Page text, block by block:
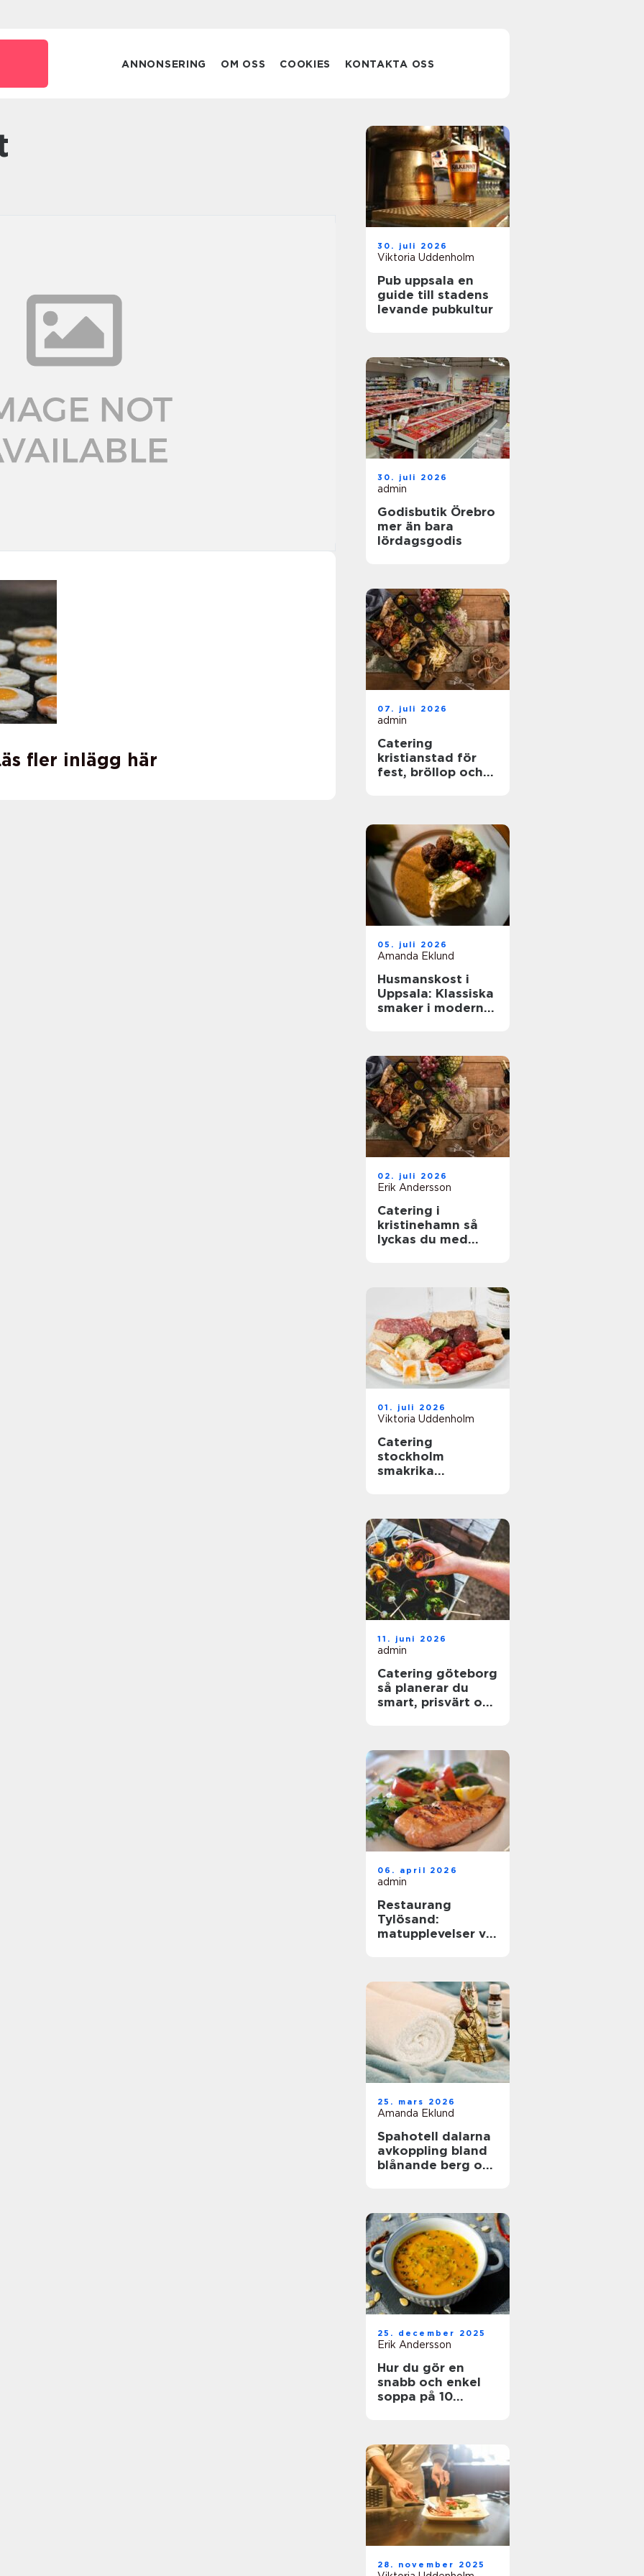
ANNONSERING OM OSS COOKIES KONTAKTA OSS
fler inlägg här
30. juli 2026
Viktoria Uddenholm
Pub uppsala en
guide till stadens
levande pubkultur
30. juli 2026
admin
Godisbutik Örebro
mer än bara
lördagsgodis
07. juli 2026
admin
Catering
kristianstad för
fest, bröllop och
05. juli 2026
Amanda Eklund
Husmanskost i
Uppsala: Klassiska
smaker i modern
02. juli 2026
Erik Andersson
Catering i
kristinehamn så
lyckas du med
01. juli 2026
Viktoria Uddenholm
Catering
stockholm
smakrika
11. juni 2026
admin
Catering göteborg
så planerar du
smart, prisvärt och
06. april 2026
admin
Restaurang
Tylösand:
matupplevelser vid
25. mars 2026
Amanda Eklund
Spahotell dalarna
avkoppling bland
blånande berg och
25. december 2025
Erik Andersson
Hur du gör en
snabb och enkel
soppa på 10
28. november 2025